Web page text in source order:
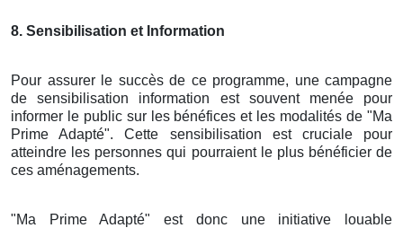
8. Sensibilisation et Information
Pour assurer le succès de ce programme, une campagne
de sensibilisation information est souvent menée pour
informer le public sur les bénéfices et les modalités de "Ma
Prime Adapté". Cette sensibilisation est cruciale pour
atteindre les personnes qui pourraient le plus bénéficier de
ces aménagements.
"Ma Prime Adapté" est donc une initiative louable